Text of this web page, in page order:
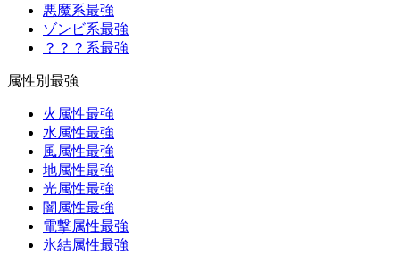
悪魔系最強
ゾンビ系最強
？？？系最強
属性別最強
火属性最強
水属性最強
風属性最強
地属性最強
光属性最強
闇属性最強
電撃属性最強
氷結属性最強